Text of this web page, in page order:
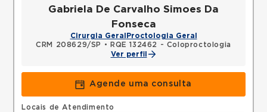
Gabriela De Carvalho Simoes Da
Fonseca
Cirurgia Geral Proctologia Geral
CRM 208629/SP
•
RQE 132462 - Coloproctologia
Ver perfil
Agende uma consulta
Locais de Atendimento